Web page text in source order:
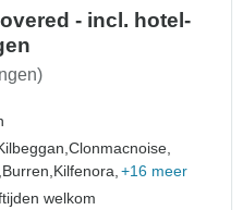
- incl. hotel-
Clonmacnoise,
Burren, Kilfenora, +16 meer
welkom